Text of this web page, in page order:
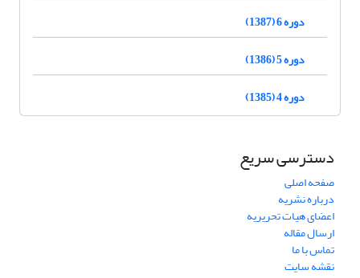
دوره 6 (1387)
دوره 5 (1386)
دوره 4 (1385)
دسترسی سریع
صفحه اصلی
درباره نشریه
اعضای هیات تحریریه
ارسال مقاله
تماس با ما
نقشه سایت